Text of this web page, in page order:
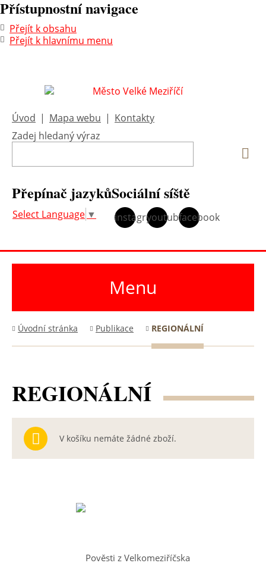
Přístupnostní navigace
Přejít k obsahu
Přejít k hlavnímu menu
Úvod | Mapa webu | Kontakty
Zadej hledaný výraz
Přepínač jazyků
Select Language ▼
Sociální síště
instagramyoutubefacebook
Menu
Úvodní stránka Publikace REGIONÁLNÍ
REGIONÁLNÍ
V košíku nemáte žádné zboží.